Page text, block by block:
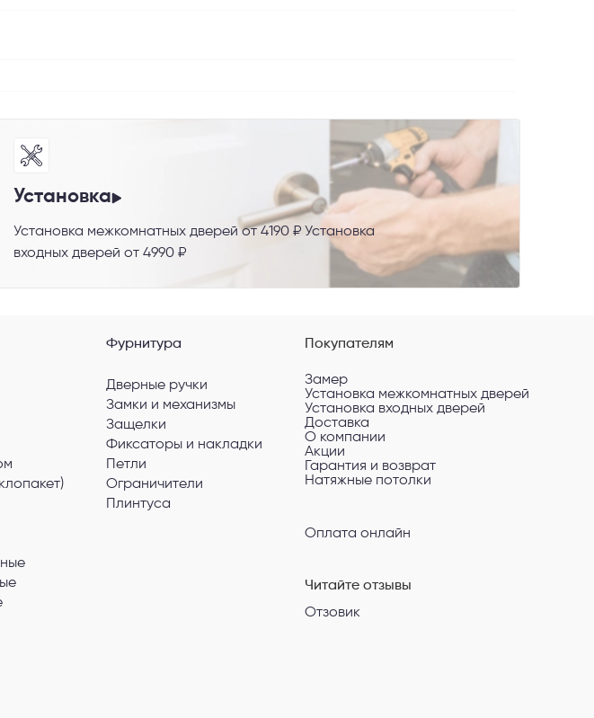
Установка
Установка межкомнатных дверей от 4190 ₽ Установка
входных дверей от 4990 ₽
Фурнитура
Дверные ручки
Замки и механизмы
Защелки
Фиксаторы и накладки
Петли
Ограничители
Плинтуса
Покупателям
Замер
Установка межкомнатных дверей
Установка входных дверей
Доставка
О компании
Акции
Гарантия и возврат
Натяжные потолки
Оплата онлайн
Читайте отзывы
Отзовик
согласие на обработку персональных
.